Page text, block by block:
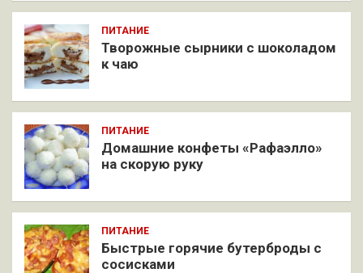
ПИТАНИЕ
Творожные сырники с шоколадом
к чаю
ПИТАНИЕ
Домашние конфеты «Рафаэлло»
на скорую руку
ПИТАНИЕ
Быстрые горячие бутерброды с
сосисками